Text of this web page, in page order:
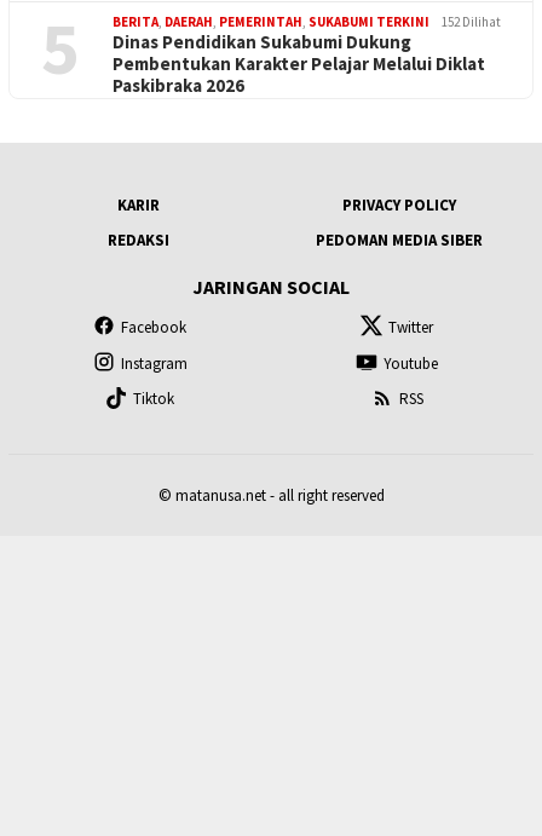
5 BERITA DAERAH PEMERINTAH SUKABUMI TERKINI 152 Dilihat
Dinas Pendidikan Sukabumi Dukung
Pembentukan Karakter Pelajar Melalui Diklat
Paskibraka 2026
KARIR
PRIVACY POLICY
REDAKSI
PEDOMAN MEDIA SIBER
JARINGAN SOCIAL
Facebook
Twitter
Instagram
Youtube
Tiktok
RSS
© matanusa.net - all right reserved